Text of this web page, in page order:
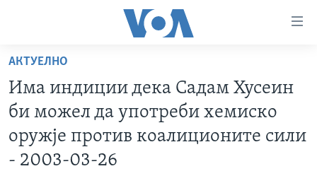
пристапност
Премини
на
главната
содржина
Премини
РУБРИКИ
МАКЕДОНИЈА
ФОТОГАЛЕРИИ
ДОКУМЕНТАРЦИ
АКТУЕЛНО
Има индиции дека Садам Хусеин
би можел да употреби хемиско
оружје против коалиционите сили
- 2003-03-26